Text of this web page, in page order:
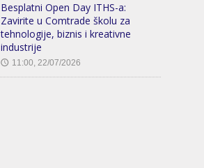
Besplatni Open Day ITHS-a:
Zavirite u Comtrade školu za
tehnologije, biznis i kreativne
industrije
🕔 11:00, 22/07/2026